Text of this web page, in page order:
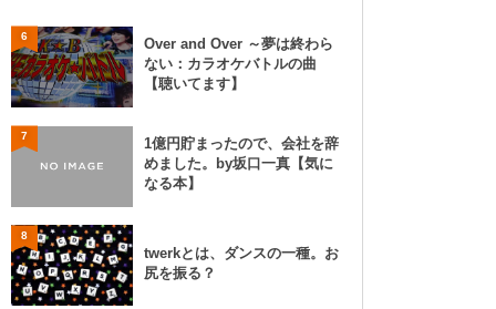
6
Over and Over ～夢は終わら
ない：カラオケバトルの曲
【聴いてます】
7
1億円貯まったので、会社を辞
めました。by坂口一真【気に
なる本】
8
twerkとは、ダンスの一種。お
尻を振る？